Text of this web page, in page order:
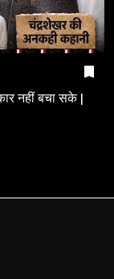
नहीं बचा सके |